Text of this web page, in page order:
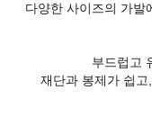
다양한 사이즈의 가발
부드럽고
재단과 봉제가 쉽